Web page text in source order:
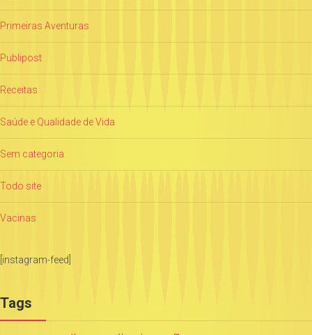
Primeiras Aventuras
Publipost
Receitas
Saúde e Qualidade de Vida
Sem categoria
Todo site
Vacinas
[instagram-feed]
Tags